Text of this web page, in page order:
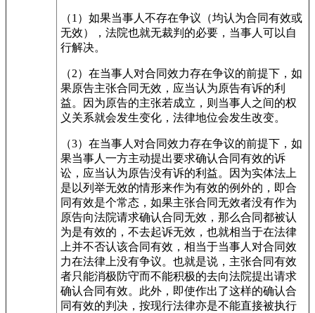
（1）如果当事人不存在争议（均认为合同有效或
无效），法院也就无裁判的必要，当事人可以自
行解决。
（2）在当事人对合同效力存在争议的前提下，如
果原告主张合同无效，应当认为原告有诉的利
益。因为原告的主张若成立，则当事人之间的权
义关系就会发生变化，法律地位会发生改变。
（3）在当事人对合同效力存在争议的前提下，如
果当事人一方主动提出要求确认合同有效的诉
讼，应当认为原告没有诉的利益。因为实体法上
是以列举无效的情形来作为有效的例外的，即合
同有效是个常态，如果主张合同无效者没有作为
原告向法院请求确认合同无效，那么合同都被认
为是有效的，不去起诉无效，也就相当于在法律
上并不否认该合同有效，相当于当事人对合同效
力在法律上没有争议。也就是说，主张合同有效
者只能消极防守而不能积极的去向法院提出请求
确认合同有效。此外，即使作出了这样的确认合
同有效的判决，按现行法律亦是不能直接被执行